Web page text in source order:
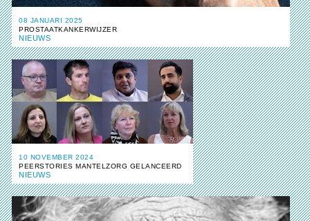
08 JANUARI 2025
PROSTAATKANKERWIJZER
NIEUWS
10 NOVEMBER 2024
PEERSTORIES MANTELZORG GELANCEERD
NIEUWS